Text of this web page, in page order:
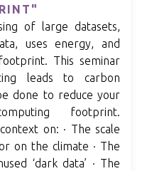
of large datasets,
uses energy, and
This seminar
leads to carbon
done to reduce your
footprint.
on: · The scale
on the climate · The
‘dark data’ · The